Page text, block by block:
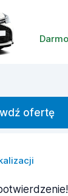
ofertę